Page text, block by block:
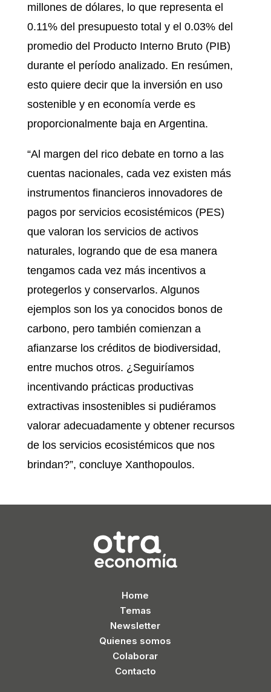
millones de dólares, lo que representa el
0.11% del presupuesto total y el 0.03% del
promedio del Producto Interno Bruto (PIB)
durante el período analizado. En resúmen,
esto quiere decir que la inversión en uso
sostenible y en economía verde es
proporcionalmente baja en Argentina.
“Al margen del rico debate en torno a las
cuentas nacionales, cada vez existen más
instrumentos financieros innovadores de
pagos por servicios ecosistémicos (PES)
que valoran los servicios de activos
naturales, logrando que de esa manera
tengamos cada vez más incentivos a
protegerlos y conservarlos. Algunos
ejemplos son los ya conocidos bonos de
carbono, pero también comienzan a
afianzarse los créditos de biodiversidad,
entre muchos otros. ¿Seguiríamos
incentivando prácticas productivas
extractivas insostenibles si pudiéramos
valorar adecuadamente y obtener recursos
de los servicios ecosistémicos que nos
brindan?”, concluye Xanthopoulos.
Home
Temas
Newsletter
Quienes somos
Colaborar
Contacto